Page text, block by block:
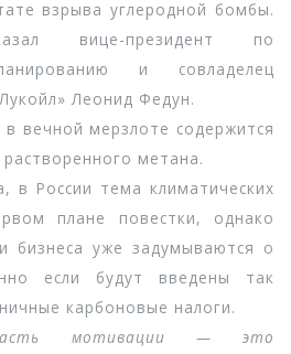
взрыва углеродной бомбы.
вице-президент по
и совладелец
Леонид Федун.
мерзлоте содержится
метана.
России тема климатических
плане повестки, однако
бизнеса уже задумываются о
если будут введены так
карбоновые налоги.
мотивации — это